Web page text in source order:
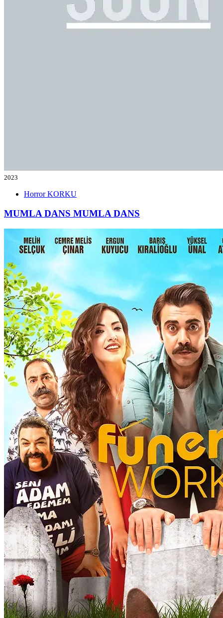
2023
HorrorKORKU
MUMLA DANS MUMLA DANS